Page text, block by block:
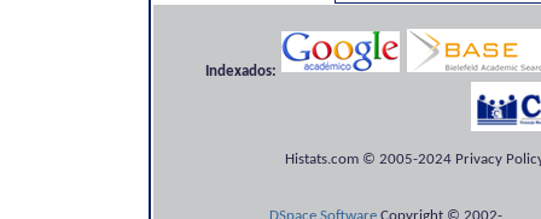
Indexados:
Histats.com © 2005-2024 Privacy
DSpace Software Copyright © 2002-